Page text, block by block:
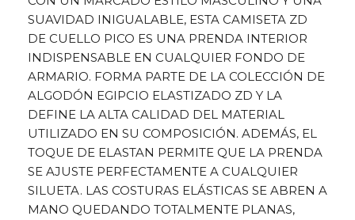
SUAVIDAD INIGUALABLE, ESTA CAMISETA ZD
DE CUELLO PICO ES UNA PRENDA INTERIOR
INDISPENSABLE EN CUALQUIER FONDO DE
ARMARIO. FORMA PARTE DE LA COLECCIÓN DE
ALGODÓN EGIPCIO ELASTIZADO ZD Y LA
DEFINE LA ALTA CALIDAD DEL MATERIAL
UTILIZADO EN SU COMPOSICIÓN. ADEMÁS, EL
TOQUE DE ELASTAN PERMITE QUE LA PRENDA
SE AJUSTE PERFECTAMENTE A CUALQUIER
SILUETA. LAS COSTURAS ELÁSTICAS SE ABREN A
MANO QUEDANDO TOTALMENTE PLANAS,